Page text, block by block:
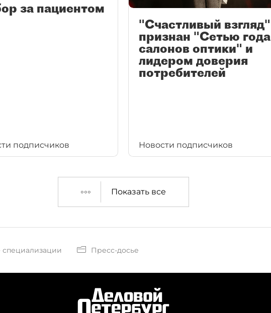
за пациентом
подписчиков
"Счастливый взгляд"
признан "Сетью года
салонов оптики" и
лидером доверия
потребителей
Новости подписчиков
Показать все
специализации Пресс-досье